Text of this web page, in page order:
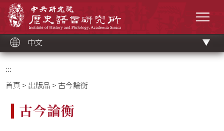
中文
:::
首頁 > 出版品 > 古今論衡
古今論衡